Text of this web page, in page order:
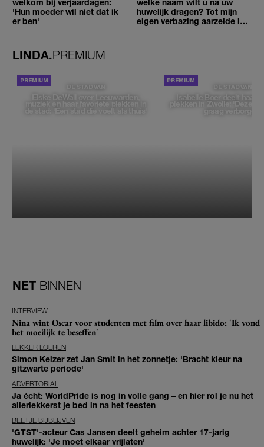
'Hun moeder wil niet dat ik
er ben'
huwelijk dragen? Tot mijn
eigen verbazing aarzelde ik
LINDA.PREMIUM
DE STAD VAN
Elske DeWall over Leeuwarden,
muziek en haar favoriete plekken in
de stad: 'Een stad die voelt als thuis'
DE STAD VAN
Isabelle Boer deelt haar
plekken in Zwolle: 'Deze
graag verborgen'
NET BINNEN
INTERVIEW
Nina wint Oscar voor studenten met film over haar libido: 'Ik vond
het moeilijk te beseffen'
LEKKER LOEREN
Simon Keizer zet Jan Smit in het zonnetje: 'Bracht kleur na
gitzwarte periode'
ADVERTORIAL
Ja écht: WorldPride is nog in volle gang – en hier rol je nu het
allerlekkerst je bed in na het feesten
BEETJE BIJBLIJVEN
'GTST'-acteur Cas Jansen deelt geheim achter 17-jarig
huwelijk: 'Je moet elkaar vrijlaten'